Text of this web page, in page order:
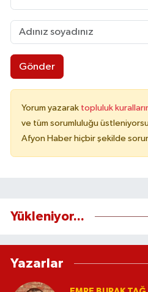
Gönder
Yorum yazarak topluluk
ve tüm sorumluluğu
Afyon Haber hiçbir şekilde
Yükleniyor...
Yazarlar